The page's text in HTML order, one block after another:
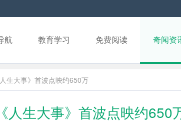
航 教育学习 免费阅读 奇闻资
生大事》首波点映约650万
人生大事》首波点映约650